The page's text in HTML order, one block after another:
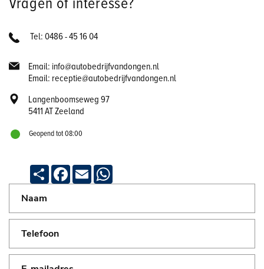
Tel: 0486 - 45 16 04
Email: info@autobedrijfvandongen.nl
Email: receptie@autobedrijfvandongen.nl
Langenboomseweg 97
5411 AT Zeeland
Geopend tot 08:00
Deel Facebook
Email